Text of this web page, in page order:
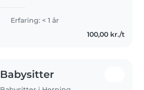
Erfaring: < 1 år
100,00 kr./t
Babysitter